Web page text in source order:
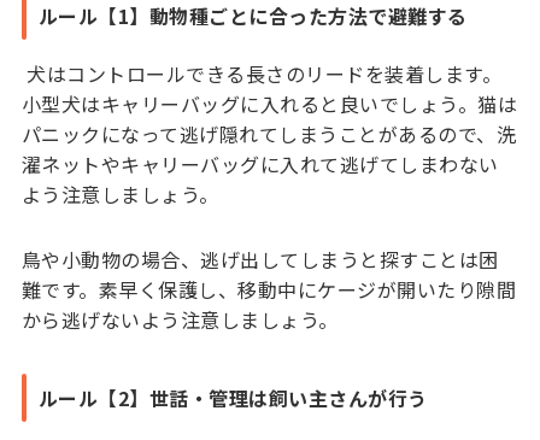
ルール【1】動物種ごとに合った方法で避難する
犬はコントロールできる長さのリードを装着します。
小型犬はキャリーバッグに入れると良いでしょう。猫は
パニックになって逃げ隠れてしまうことがあるので、洗
濯ネットやキャリーバッグに入れて逃げてしまわない
よう注意しましょう。
鳥や小動物の場合、逃げ出してしまうと探すことは困
難です。素早く保護し、移動中にケージが開いたり隙間
から逃げないよう注意しましょう。
ルール【2】世話・管理は飼い主さんが行う